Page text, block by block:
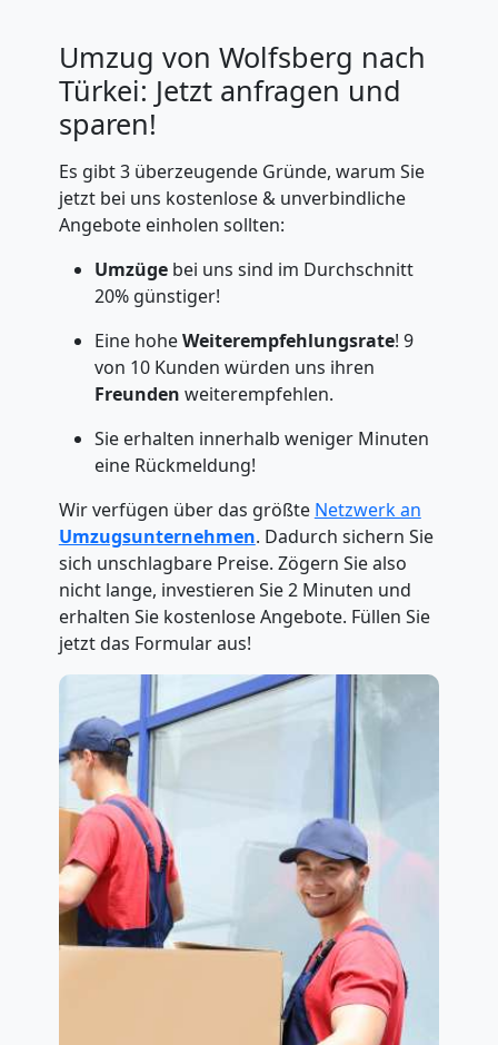
Umzug von Wolfsberg nach
Türkei: Jetzt anfragen und
sparen!
Es gibt 3 überzeugende Gründe, warum Sie
jetzt bei uns kostenlose & unverbindliche
Angebote einholen sollten:
Umzüge bei uns sind im Durchschnitt
20% günstiger!
Eine hoheWeiterempfehlungsrate! 9
von 10 Kunden würden uns ihren
Freunden weiterempfehlen.
Sie erhalten innerhalb weniger Minuten
eine Rückmeldung!
Wir verfügen über das größte Netzwerk an
Umzugsunternehmen. Dadurch sichern Sie
sich unschlagbare Preise. Zögern Sie also
nicht lange, investieren Sie 2 Minuten und
erhalten Sie kostenlose Angebote. Füllen Sie
jetzt das Formular aus!